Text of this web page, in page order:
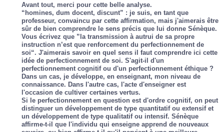
Avant tout, merci pour cette belle analyse.
“homines, dum docent, discunt” : je suis, en tant que
professeur, convaincu par cette affirmation, mais j'aimerais être
sûr de bien comprendre le sens précis que lui donne Sénèque.
Vous écrivez que ”la transmission à autrui de sa propre
instruction n’est que renforcement du perfectionnement de
soi“. J'aimerais savoir en quel sens il faut comprendre ici cette
idée de perfectionnement de soi. S'agit-il d'un
perfectionnement cognitif ou d'un perfectionnement éthique ?
Dans un cas, je développe, en enseignant, mon niveau de
connaissance. Dans l'autre cas, l'acte d'enseigner est
l'occasion de cultiver certaines vertus.
Si le perfectionnement en question est d'ordre cognitif, on peut
distinguer un développement de type quantitatif ou extensif et
un développement de type qualitatif ou intensif. Sénèque
affirme-t-il que l'individu qui enseigne apprend de nouveaux